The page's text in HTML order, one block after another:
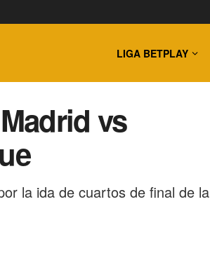
LIGA BETPLAY
vs
la ida de cuartos de final de la